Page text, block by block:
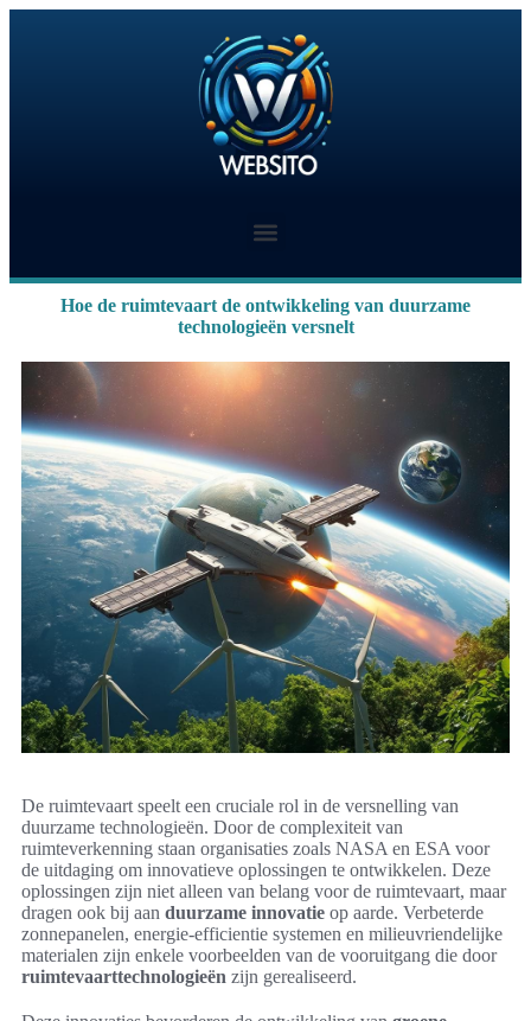
Hoe de ruimtevaart de ontwikkeling van duurzame
technologieën versnelt
De ruimtevaart speelt een cruciale rol in de versnelling van
duurzame technologieën. Door de complexiteit van
ruimteverkenning staan organisaties zoals NASA en ESA voor
de uitdaging om innovatieve oplossingen te ontwikkelen. Deze
oplossingen zijn niet alleen van belang voor de ruimtevaart, maar
dragen ook bij aan duurzame innovatie op aarde. Verbeterde
zonnepanelen, energie-efficientie systemen en milieuvriendelijke
materialen zijn enkele voorbeelden van de vooruitgang die door
ruimtevaarttechnologieën zijn gerealiseerd.